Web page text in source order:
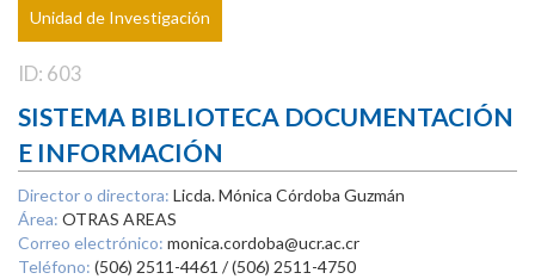
Unidad de Investigación
ID: 603
SISTEMA BIBLIOTECA DOCUMENTACIÓN
E INFORMACIÓN
Director o directora: Licda. Mónica Córdoba Guzmán
Área: OTRAS AREAS
Correo electrónico: monica.cordoba@ucr.ac.cr
Teléfono: (506) 2511-4461 / (506) 2511-4750